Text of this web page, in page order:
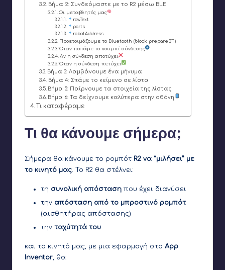
Βήμα 2: Συνδεόμαστε με το R2 μέσω BLE
Οι μεταβλητές μας
rawText
parts
robotAddress
Προετοιμάζουμε το Bluetooth (block prepareBT)
Όταν πατάμε το κουμπί σύνδεσης
Αν η σύνδεση αποτύχει
Όταν η σύνδεση πετύχει
Βήμα 3: Λαμβάνουμε ένα μήνυμα
Βήμα 4: Σπάμε το κείμενο σε λίστα
Βήμα 5: Παίρνουμε τα στοιχεία της λίστας
Βήμα 6: Τα δείχνουμε καλύτερα στην οθόνη
Τι καταφέραμε
Τι θα κάνουμε σήμερα;
Σήμερα θα κάνουμε το ρομπότ R2 να “μιλήσει” με
το κινητό μας. Το R2 θα στέλνει:
τη συνολική απόσταση που έχει διανύσει
την απόσταση από το μπροστινό ρομπότ
(αισθητήρας απόστασης)
την ταχύτητά του
και το κινητό μας, με μια εφαρμογή στο App
Inventor, θα: